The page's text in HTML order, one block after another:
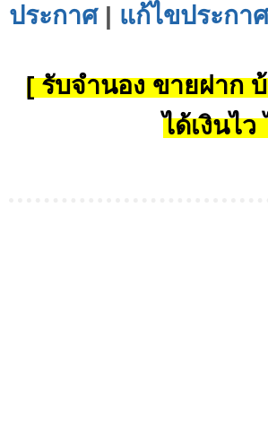
ประกาศ| แก้ไขประกาศ
[ รับจำนอง ขายฝาก
ได้เงินไ